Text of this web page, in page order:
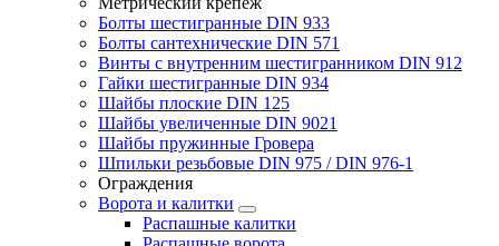
Болты шестигранные DIN 933
Болты сантехнические DIN 571
Винты с внутренним шестигранником DIN 912
Гайки шестигранные DIN 934
Шайбы плоские DIN 125
Шайбы увеличенные DIN 9021
Шайбы пружинные Гровера
Шпильки резьбовые DIN 975 / DIN 976-1
Ограждения
Ворота и калитки
Распашные калитки